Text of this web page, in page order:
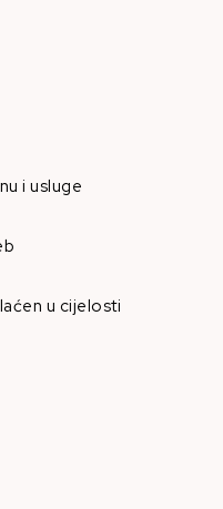
i usluge
u cijelosti